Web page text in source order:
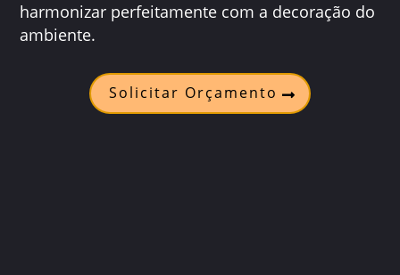
harmonizar perfeitamente com a decoração do
ambiente.
Solicitar Orçamento